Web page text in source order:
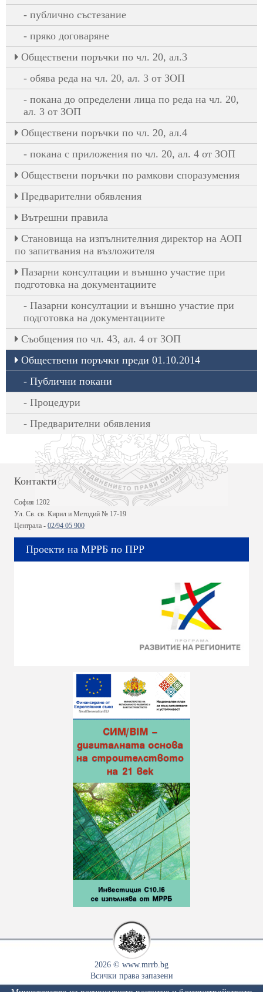
публично състезание
пряко договаряне
Oбществени поръчки по чл. 20, ал.3
обява реда на чл. 20, ал. 3 от ЗОП
покана до определени лица по реда на чл. 20,
ал. 3 от ЗОП
Oбществени поръчки по чл. 20, ал.4
покана с приложения по чл. 20, ал. 4 от ЗОП
Обществени поръчки по рамкови споразумения
Предварителни обявления
Вътрешни правила
Становища на изпълнителния директор на АОП
по запитвания на възложителя
Пазарни консултации и външно участие при
подготовка на документациите
Пазарни консултации и външно участие при
подготовка на документациите
Съобщения по чл. 43, ал. 4 от ЗОП
Обществени поръчки преди 01.10.2014
Публични покани
Процедури
Предварителни обявления
Контакти
София 1202
Ул. Св. св. Кирил и Методий № 17-19
Централа - 02/94 05 900
Проекти на МРРБ по ПРР
2026 © www.mrrb.bg
Всички права запазени